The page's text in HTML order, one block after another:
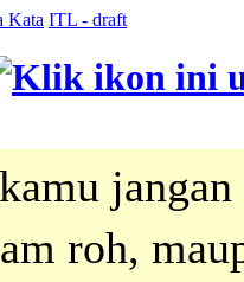
Kata ITL - draft
roh,